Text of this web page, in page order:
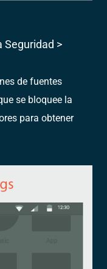
Seguridad >
de fuentes
se bloquee la
para obtener